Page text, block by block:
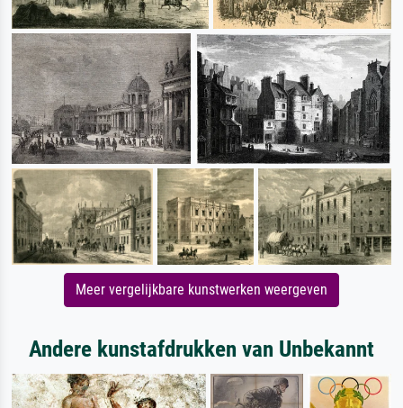
Meer vergelijkbare kunstwerken weergeven
Andere kunstafdrukken van Unbekannt